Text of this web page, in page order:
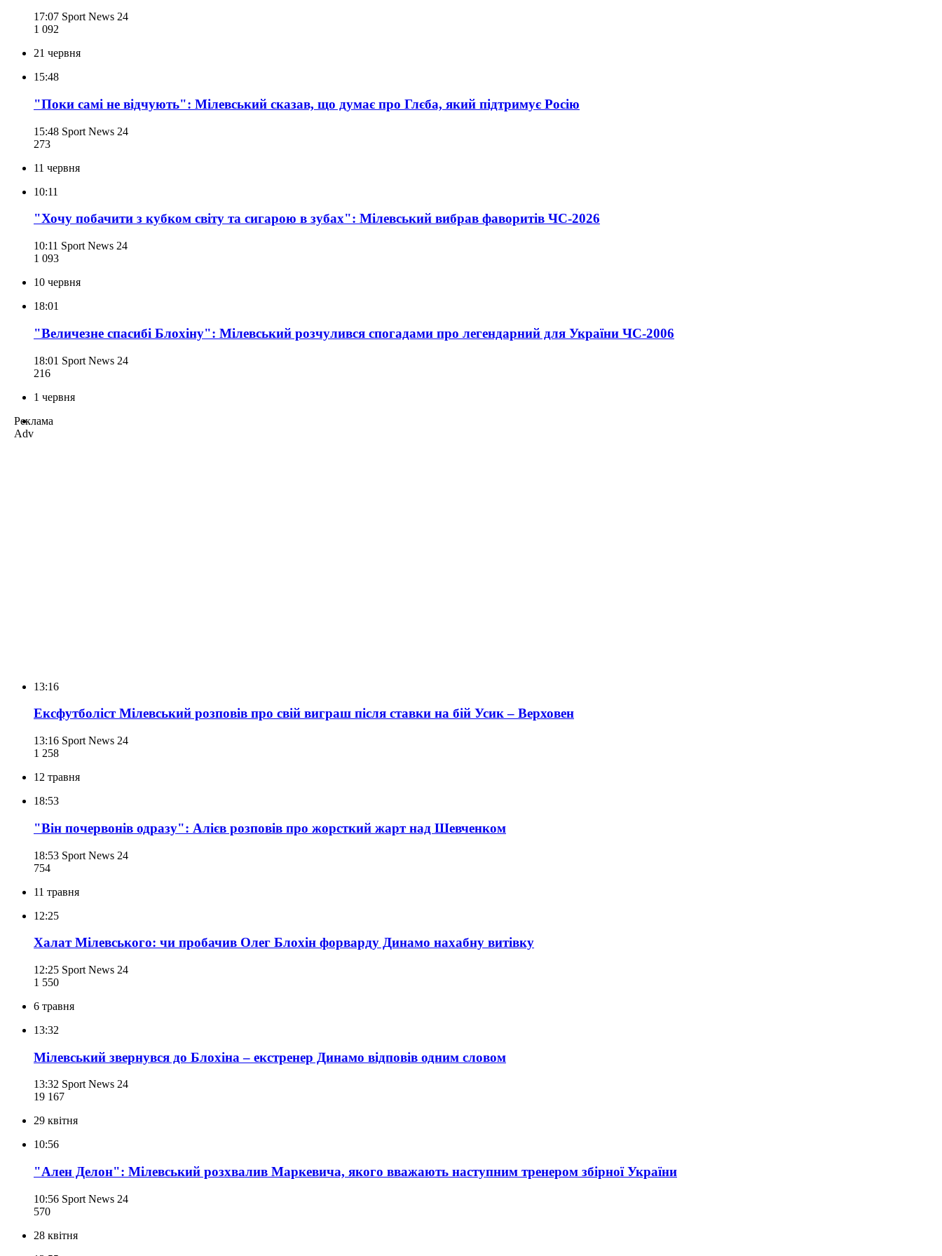
17:07 Sport News 24
1 092
21 червня
15:48
"Поки самі не відчують": Мілевський сказав, що думає про Глєба, який підтримує Росію
15:48 Sport News 24
273
11 червня
10:11
"Хочу побачити з кубком світу та сигарою в зубах": Мілевський вибрав фаворитів ЧС-2026
10:11 Sport News 24
1 093
10 червня
18:01
"Величезне спасибі Блохіну": Мілевський розчулився спогадами про легендарний для України ЧС-2006
18:01 Sport News 24
216
1 червня
Реклама
Adv
13:16
Ексфутболіст Мілевський розповів про свій виграш після ставки на бій Усик – Верховен
13:16 Sport News 24
1 258
12 травня
18:53
"Він почервонів одразу": Алієв розповів про жорсткий жарт над Шевченком
18:53 Sport News 24
754
11 травня
12:25
Халат Мілевського: чи пробачив Олег Блохін форварду Динамо нахабну витівку
12:25 Sport News 24
1 550
6 травня
13:32
Мілевський звернувся до Блохіна – екстренер Динамо відповів одним словом
13:32 Sport News 24
19 167
29 квітня
10:56
"Ален Делон": Мілевський розхвалив Маркевича, якого вважають наступним тренером збірної України
10:56 Sport News 24
570
28 квітня